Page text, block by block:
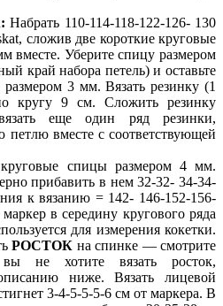
Набрать 110-114-118-122-126- 130
сложив две короткие круговые
вместе. Уберите спицу размером
край набора петель) и оставьте
3 мм. Вязать резинку (1
кругу 9 см. Сложить резинку
еще один ряд резинки,
вместе с соответствующей
спицы размером 4 мм.
прибавить в нем 32-32- 34-34-
к вязанию = 142- 146-152-156-
в середину кругового ряда
для измерения кокетки.
РОСТОК на спинке — смотрите
не хотите вязать росток,
ниже. Вязать лицевой
3-4-5-5-5-6 см от маркера. В